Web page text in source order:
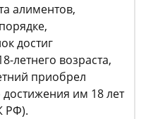
алиментов,
достиг
летнего возраста,
приобрел
им 18 лет
РФ).